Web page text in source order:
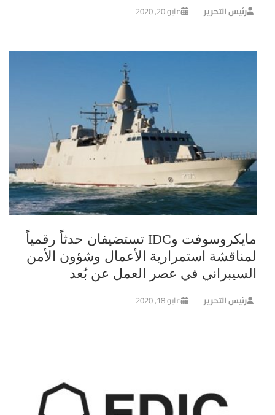
رئيس التحرير مايو 20, 2020
مايكروسوفت وIDC تستضيفان حدثاً رقمياً
لمناقشة استمرارية الأعمال وشؤون الأمن
السيبراني في عصر العمل عن بُعد
رئيس التحرير مايو 18, 2020